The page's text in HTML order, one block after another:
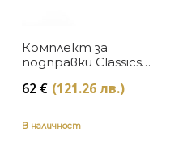
Комплект за
подправки Classics
Seletti
62 € (121.26 лв.)
В наличност